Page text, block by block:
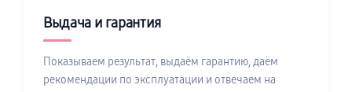
Выдача и гарантия
Показываем результат, выдаём гарантию, даём
рекомендации по эксплуатации и отвечаем на